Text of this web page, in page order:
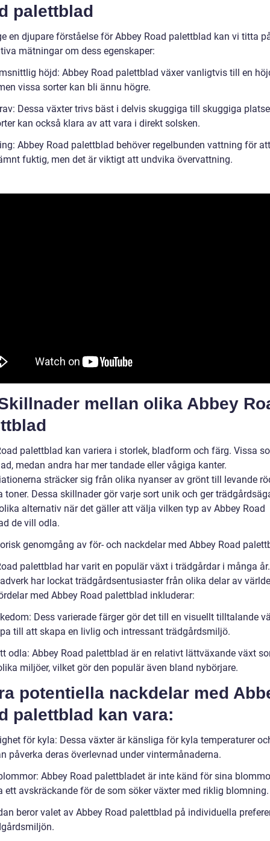
palettblad
en djupare förståelse för Abbey Road palettblad kan vi titta
mätningar om dess egenskaper:
höjd: Abbey Road palettblad växer vanligtvis till en
vissa sorter kan bli ännu högre.
Dessa växter trivs bäst i delvis skuggiga till skuggiga
kan också klara av att vara i direkt solsken.
Abbey Road palettblad behöver regelbunden vattning för
fuktig, men det är viktigt att undvika övervattning.
mellan olika Abbey
palettblad kan variera i storlek, bladform och färg. Vissa
medan andra har mer tandade eller vågiga kanter.
sträcker sig från olika nyanser av grönt till levande
toner. Dessa skillnader gör varje sort unik och ger
alternativ när det gäller att välja vilken typ av Abbey Road
de vill odla.
genomgång av för- och nackdelar med Abbey Road
palettblad har varit en populär växt i trädgårdar i många
har lockat trädgårdsentusiaster från olika delar av
med Abbey Road palettblad inkluderar:
Dess varierade färger gör det till en visuellt tilltalande
till att skapa en livlig och intressant trädgårdsmiljö.
odla: Abbey Road palettblad är en relativt lättväxande växt
miljöer, vilket gör den populär även bland nybörjare.
potentiella nackdelar med
palettblad kan vara:
för kyla: Dessa växter är känsliga för kyla temperaturer
påverka deras överlevnad under vintermånaderna.
Abbey Road palettbladet är inte känd för sina
ett avskräckande för de som söker växter med riklig blomning.
beror valet av Abbey Road palettblad på individuella